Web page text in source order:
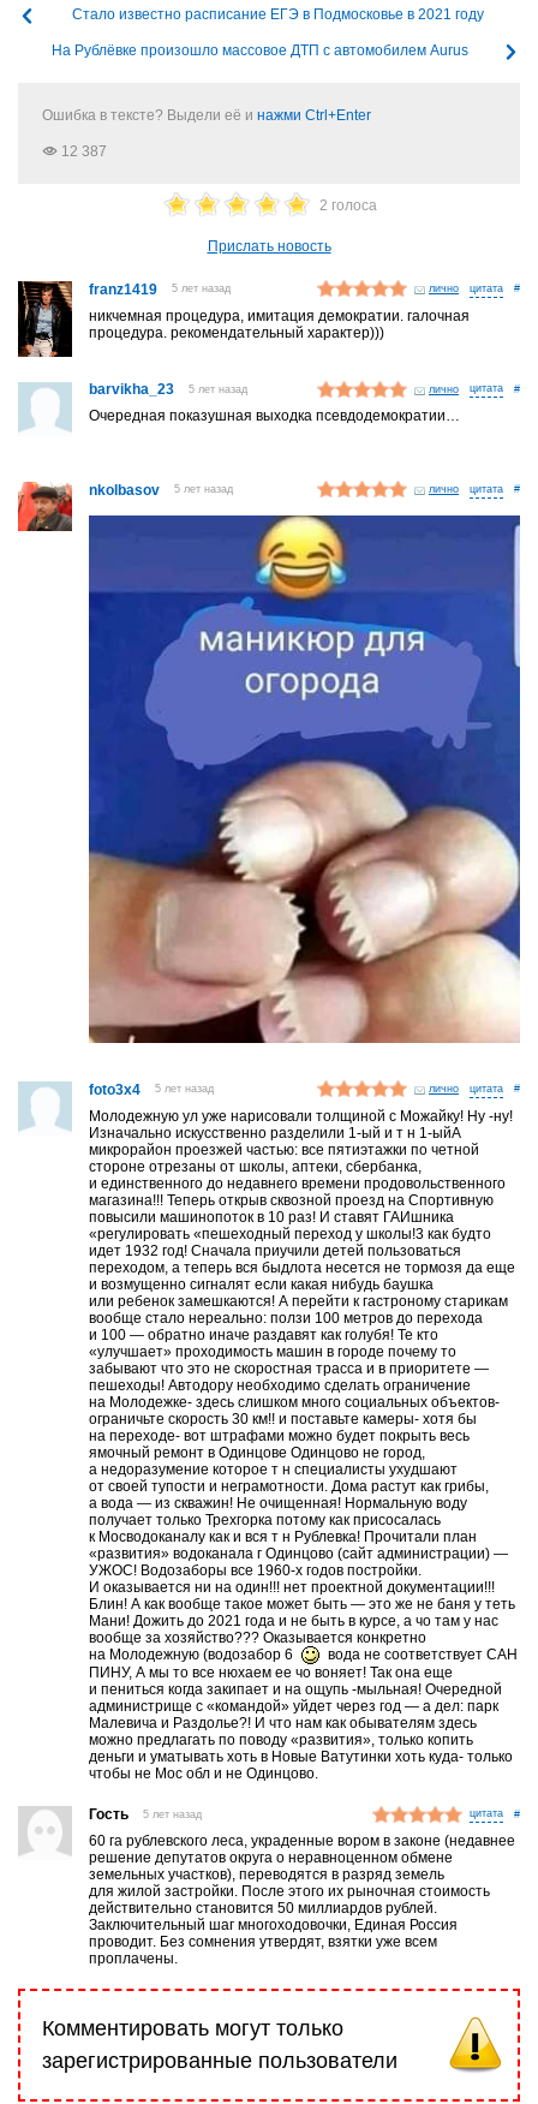
Стало известно расписание ЕГЭ в Подмосковье в 2021 году
На Рублёвке произошло массовое ДТП с автомобилем Aurus
Ошибка в тексте? Выдели её и нажми Ctrl+Enter
12 387
2 голоса
Прислать новость
franz1419 5 лет назад лично #
никчемная процедура, имитация демократии. галочная
процедура. рекомендательный характер)))
barvikha_23 5 лет назад лично #
Очередная показушная выходка псевдодемократии…
nkolbasov 5 лет назад лично #
foto3x4 5 лет назад лично #
Молодежную ул уже нарисовали толщиной с Можайку! Ну -ну!
Изначально искусственно разделили 1-ый и т н 1-ыйА
микрорайон проезжей частью: все пятиэтажки по четной
стороне отрезаны от школы, аптеки, сбербанка,
и единственного до недавнего времени продовольственного
магазина!!! Теперь открыв сквозной проезд на Спортивную
повысили машинопоток в 10 раз! И ставят ГАИшника
«регулировать «пешеходный переход у школы!3 как будто
идет 1932 год! Сначала приучили детей пользоваться
переходом, а теперь вся быдлота несется не тормозя да еще
и возмущенно сигналят если какая нибудь баушка
или ребенок замешкаются! А перейти к гастроному старикам
вообще стало нереально: ползи 100 метров до перехода
и 100 — обратно иначе раздавят как голубя! Те кто
«улучшает» проходимость машин в городе почему то
забывают что это не скоростная трасса и в приоритете —
пешеходы! Автодору необходимо сделать ограничение
на Молодежке- здесь слишком много социальных объектов-
ограничьте скорость 30 км!! и поставьте камеры- хотя бы
на переходе- вот штрафами можно будет покрыть весь
ямочный ремонт в Одинцове Одинцово не город,
а недоразумение которое т н специалисты ухудшают
от своей тупости и неграмотности. Дома растут как грибы,
а вода — из скважин! Не очищенная! Нормальную воду
получает только Трехгорка потому как присосалась
к Мосводоканалу как и вся т н Рублевка! Прочитали план
«развития» водоканала г Одинцово (сайт администрации) —
УЖОС! Водозаборы все 1960-х годов постройки.
И оказывается ни на один!!! нет проектной документации!!!
Блин! А как вообще такое может быть — это же не баня у теть
Мани! Дожить до 2021 года и не быть в курсе, а чо там у нас
вообще за хозяйство??? Оказывается конкретно
на Молодежную (водозабор 6
вода не соответствует САН
ПИНУ, А мы то все нюхаем ее чо воняет! Так она еще
и пениться когда закипает и на ощупь -мыльная! Очередной
администрище с «командой» уйдет через год — а дел: парк
Малевича и Раздолье?! И что нам как обывателям здесь
можно предлагать по поводу «развития», только копить
деньги и уматывать хоть в Новые Ватутинки хоть куда- только
чтобы не Мос обл и не Одинцово.
Гость 5 лет назад #
60 га рублевского леса, украденные вором в законе (недавнее
решение депутатов округа о неравноценном обмене
земельных участков), переводятся в разряд земель
для жилой застройки. После этого их рыночная стоимость
действительно становится 50 миллиардов рублей.
Заключительный шаг многоходовочки, Единая Россия
проводит. Без сомнения утвердят, взятки уже всем
проплачены.
Комментировать могут только
зарегистрированные пользователи